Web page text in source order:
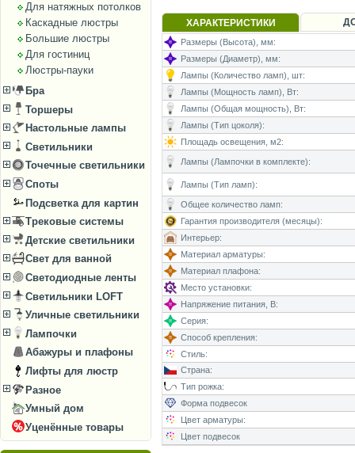
Для натяжных потолков
Каскадные люстры
Большие люстры
Для гостиниц
Люстры-пауки
Бра
Торшеры
Настольные лампы
Светильники
Точечные светильники
Споты
Подсветка для картин
Трековые системы
Детские светильники
Свет для ванной
Светодиодные ленты
Светильники LOFT
Уличные светильники
Лампочки
Абажуры и плафоны
Лифты для люстр
Разное
Умный дом
Уценённые товары
ХАРАКТЕРИСТИКИ
Размеры (Высота), мм:
Размеры (Диаметр), мм:
Лампы (Количество ламп), шт:
Лампы (Мощность ламп), Вт:
Лампы (Общая мощность), Вт:
Лампы (Тип цоколя):
Площадь освещения, м2:
Лампы (Лампочки в комплекте):
Лампы (Тип ламп):
Общее количество ламп:
Гарантия производителя (месяцы):
Интерьер:
Материал арматуры:
Материал плафона:
Место установки:
Напряжение питания, В:
Серия:
Способ крепления:
Стиль:
Страна:
Тип рожка:
Форма подвесок
Цвет арматуры:
Цвет подвесок